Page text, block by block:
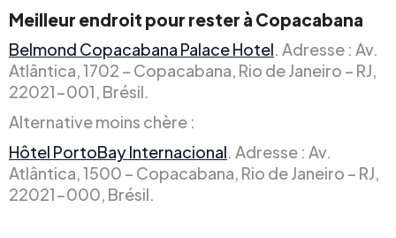
Meilleur endroit pour rester à Copacabana
Belmond Copacabana Palace Hotel. Adresse : Av.
Atlântica, 1702 – Copacabana, Rio de Janeiro – RJ,
22021-001, Brésil.
Alternative moins chère :
Hôtel PortoBay Internacional. Adresse : Av.
Atlântica, 1500 – Copacabana, Rio de Janeiro – RJ,
22021-000, Brésil.